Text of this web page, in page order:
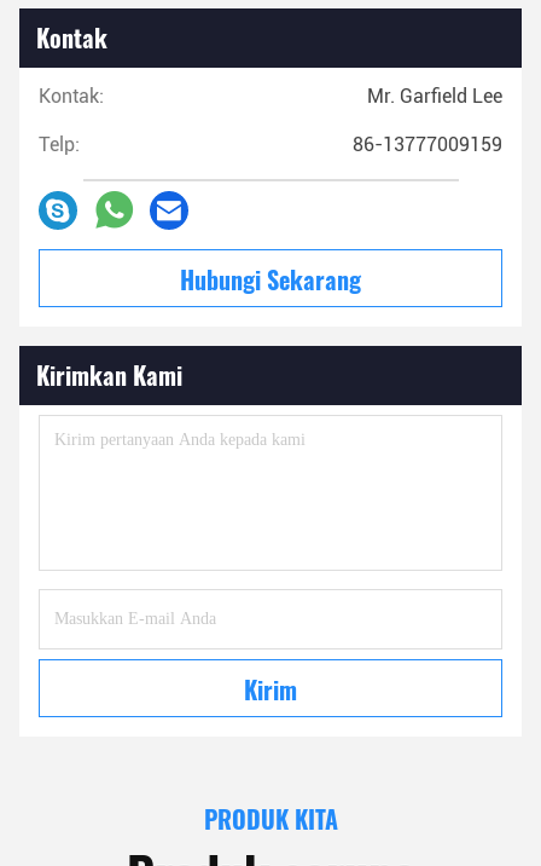
Kontak
Kontak: Mr. Garfield Lee
Telp: 86-13777009159
Hubungi Sekarang
Kirimkan Kami
Kirim
PRODUK KITA